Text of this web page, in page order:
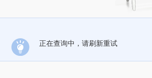
正在查询中，请刷新重试